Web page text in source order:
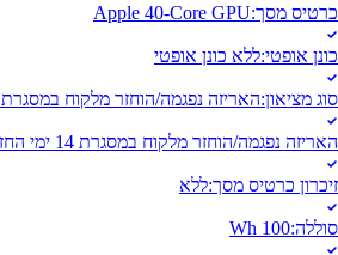
כרטיס מסך:
Apple 40-Core GPU
כונן אופטי:ללא כונן אופטי
סוג מציאון:האריזה נפגמה/הוחזר מלקוח במסגרת 14 ימי החזרה
האריזה נפגמה/הוחזר מלקוח במסגרת 14 ימי החזרה
זיכרון כרטיס מסך:ללא
סוללה:
Wh 100